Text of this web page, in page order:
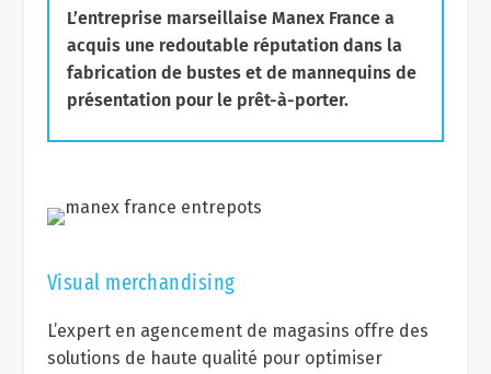
L’entreprise marseillaise Manex France a
acquis une redoutable réputation dans la
fabrication de bustes et de mannequins de
présentation pour le prêt-à-porter.
Visual merchandising
L’expert en agencement de magasins offre des
solutions de haute qualité pour optimiser